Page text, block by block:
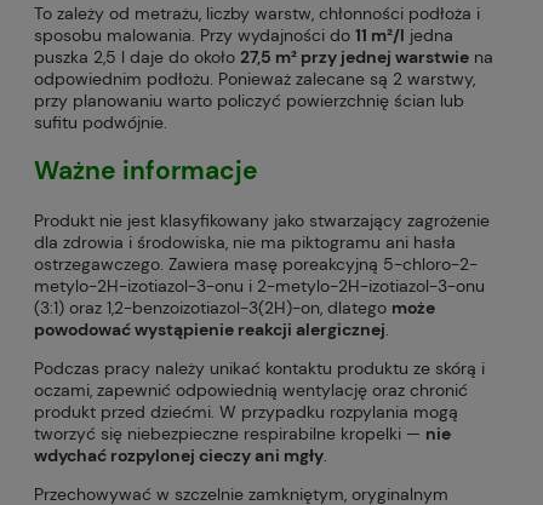
To zależy od metrażu, liczby warstw, chłonności podłoża i
sposobu malowania. Przy wydajności do 11 m²/l jedna
puszka 2,5 l daje do około 27,5 m² przy jednej warstwie na
odpowiednim podłożu. Ponieważ zalecane są 2 warstwy,
przy planowaniu warto policzyć powierzchnię ścian lub
sufitu podwójnie.
Ważne informacje
Produkt nie jest klasyfikowany jako stwarzający zagrożenie
dla zdrowia i środowiska, nie ma piktogramu ani hasła
ostrzegawczego. Zawiera masę poreakcyjną 5-chloro-2-
metylo-2H-izotiazol-3-onu i 2-metylo-2H-izotiazol-3-onu
(3:1) oraz 1,2-benzoizotiazol-3(2H)-on, dlatego może
powodować wystąpienie reakcji alergicznej.
Podczas pracy należy unikać kontaktu produktu ze skórą i
oczami, zapewnić odpowiednią wentylację oraz chronić
produkt przed dziećmi. W przypadku rozpylania mogą
tworzyć się niebezpieczne respirabilne kropelki — nie
wdychać rozpylonej cieczy ani mgły.
Przechowywać w szczelnie zamkniętym, oryginalnym